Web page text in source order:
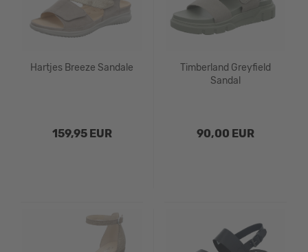
Hartjes Breeze Sandale
159,95 EUR
Timberland Greyfield
Sandal
90,00 EUR